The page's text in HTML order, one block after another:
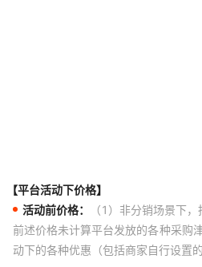
【平台活动下价格】
活动前价格：
（1）非分销场景下
前述价格未计算平台发放的各种采购
动下的各种优惠（包括商家自行设置